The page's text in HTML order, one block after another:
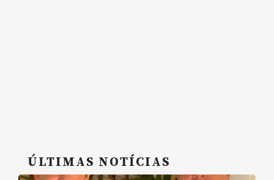
ÚLTIMAS NOTÍCIAS